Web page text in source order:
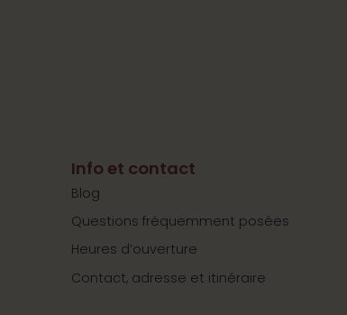
Info et contact
Blog
Questions fréquemment posées
Heures d’ouverture
Contact, adresse et itinéraire